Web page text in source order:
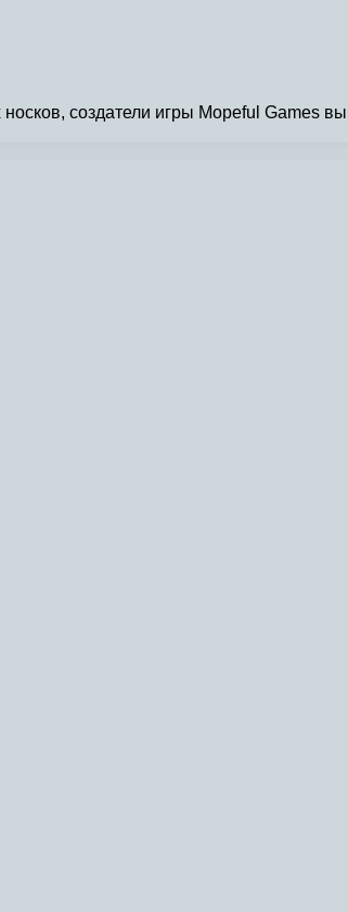
создатели игры Mopeful Games